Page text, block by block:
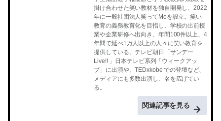
掛け合わせた笑い教材を独自開発し、2022
年に一般社団法人笑ってMeを設立。笑い
教育の義務教育化を目指し、学校の出前授
業や企業研修へ出向き、年間100件以上、4
年間で延べ1万人以上の人々に笑い教育を
提供している。テレビ朝日「サンデー
Live!! 」日本テレビ系列「ウィークアッ
プ」に出演や、TEDxkobe での登壇など、
メディアにも多数出演し、名を広げてい
る。
関連記事を見る